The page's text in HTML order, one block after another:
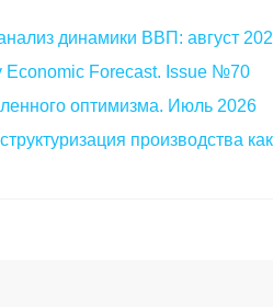
динамики ВВП: август
Economic Forecast. Issue №70
оптимизма. Июль 2026
производства